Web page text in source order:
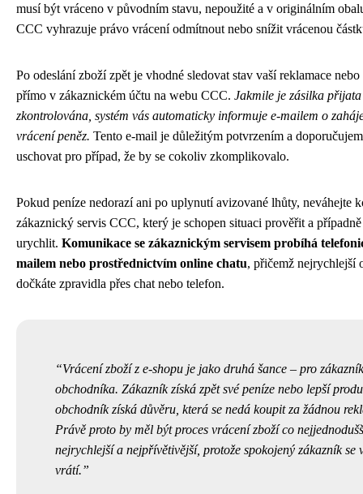
musí být vráceno v původním stavu, nepoužité a v originálním
CCC vyhrazuje právo vrácení odmítnout nebo snížit vrácenou
Po odeslání zboží zpět je vhodné sledovat stav vaší reklamace
přímo v zákaznickém účtu na webu CCC. Jakmile je zásilka
zkontrolována, systém vás automaticky informuje e-mailem o
vrácení peněz. Tento e-mail je důležitým potvrzením a
uschovat pro případ, že by se cokoliv zkomplikovalo.
Pokud peníze nedorazí ani po uplynutí avizované lhůty, neváhejte
zákaznický servis CCC, který je schopen situaci prověřit a
urychlit. Komunikace se zákaznickým servisem probíhá
mailem nebo prostřednictvím online chatu, přičemž nejrychlejší
dočkáte zpravidla přes chat nebo telefon.
Vrácení zboží z e-shopu je jako druhá šance – pro
obchodníka. Zákazník získá zpět své peníze nebo lepší
obchodník získá důvěru, která se nedá koupit za žádnou
Právě proto by měl být proces vrácení zboží co
nejrychlejší a nejpřívětivější, protože spokojený zákazník se
vrátí.